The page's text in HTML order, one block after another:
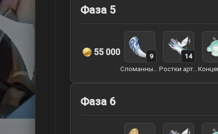
Фаза 5
55 000
9
Ростки артерий земли
14
Фаза 6